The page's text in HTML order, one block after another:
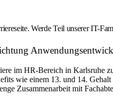
Werde Teil unserer IT-
im HR-Bereich in Karlsruhe
wie einem 13. und 14.
Zusammenarbeit mit